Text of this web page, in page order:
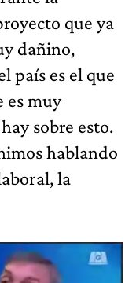
que ya
dañino,
país es el que
es muy
sobre esto.
hablando
la